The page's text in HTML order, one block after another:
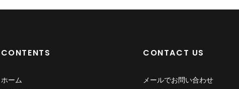
CONTENTS
ホーム
CONTACT US
メールでお問い合わせ